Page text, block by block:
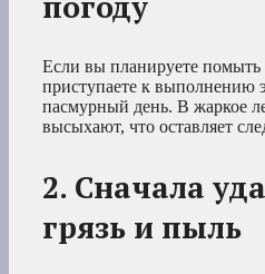
Если вы планируете помыть
приступаете к выполнению
пасмурный день. В жаркое
высыхают, что оставляет
2. Сначала
грязь и пыль